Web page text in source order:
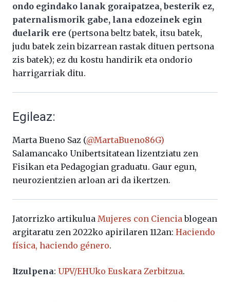
ondo egindako lanak goraipatzea, besterik ez,
paternalismorik gabe, lana edozeinek egin
duelarik ere (pertsona beltz batek, itsu batek,
judu batek zein bizarrean rastak dituen pertsona
zis batek); ez du kostu handirik eta ondorio
harrigarriak ditu.
Egileaz:
Marta Bueno Saz (@MartaBueno86G)
Salamancako Unibertsitatean lizentziatu zen
Fisikan eta Pedagogian graduatu. Gaur egun,
neurozientzien arloan ari da ikertzen.
Jatorrizko artikulua Mujeres con Ciencia blogean
argitaratu zen 2022ko apirilaren 112an: Haciendo
física, haciendo género.
Itzulpena: UPV/EHUko Euskara Zerbitzua.